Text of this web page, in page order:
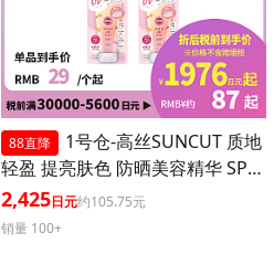
88直降
1号仓-高丝SUNCUT 质地
轻盈 提亮肤色 防晒美容精华 SPF5
0+ PA++++ 玫瑰粉色 80g 3个装 高
效紫外线防护 高保湿配方 提升肌
2,425日元约105.75元
销量 100+